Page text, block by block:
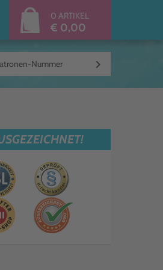
0 ARTIKEL
€ 0,00
keyboard_arrow_right